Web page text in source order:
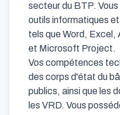
secteur du BTP.
outils informatiques
tels que Word,
et Microsoft Project.
Vos compétences
des corps d'état du
publics, ainsi que les
les VRD. Vous